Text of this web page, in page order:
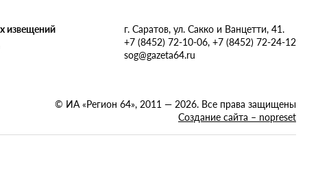
извещений
г. Саратов, ул. Сакко и Ванцетти, 41.
+7 (8452) 72-10-06, +7 (8452) 72-24-12
sog@gazeta64.ru
© ИА «Регион 64», 2011 — 2026. Все права защищены
Создание сайта – nopreset